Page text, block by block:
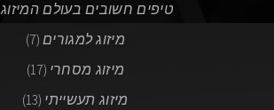
טיפים חשובים בעולם המיזוג
מיזוג למגורים (7)
מיזוג מסחרי (17)
מיזוג תעשייתי (13)